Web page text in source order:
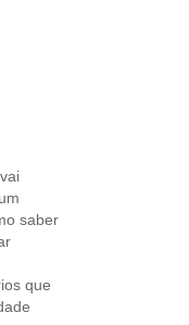
saber
que